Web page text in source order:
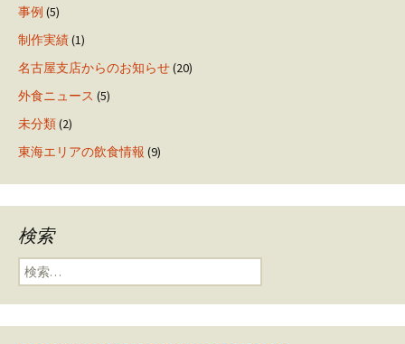
事例 (5)
制作実績(1)
名古屋支店からのお知らせ(20)
外食ニュース (5)
未分類(2)
東海エリアの飲食情報 (9)
検索
検索: